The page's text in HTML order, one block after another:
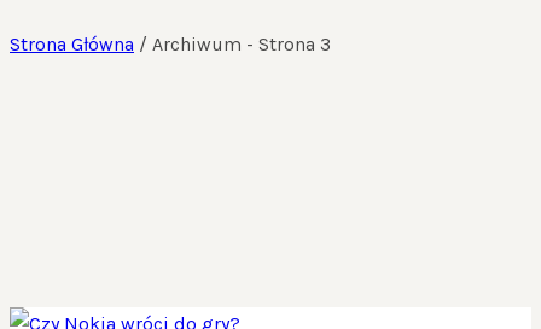
Strona Główna / Archiwum - Strona 3